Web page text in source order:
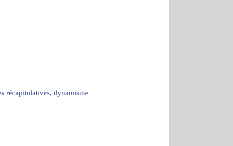
récapitulatives, dynamisme